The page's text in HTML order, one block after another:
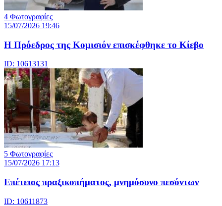
4 Φωτογραφίες
15/07/2026 19:46
Η Πρόεδρος της Κομισιόν επισκέφθηκε το Κίεβο
ID: 10613131
5 Φωτογραφίες
15/07/2026 17:13
Επέτειος πραξικοπήματος, μνημόσυνο πεσόντων
ID: 10611873